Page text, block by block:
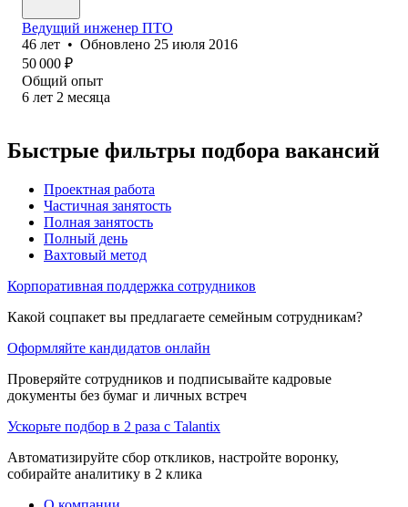
Ведущий инженер ПТО
46 лет • Обновлено 25 июля 2016
50 000 ₽
Общий опыт
6 лет 2 месяца
Быстрые фильтры подбора вакансий
Проектная работа
Частичная занятость
Полная занятость
Полный день
Вахтовый метод
Корпоративная поддержка сотрудников
Какой соцпакет вы предлагаете семейным сотрудникам?
Оформляйте кандидатов онлайн
Проверяйте сотрудников и подписывайте кадровые
документы без бумаг и личных встреч
Ускорьте подбор в 2 раза с Talantix
Автоматизируйте сбор откликов, настройте воронку,
собирайте аналитику в 2 клика